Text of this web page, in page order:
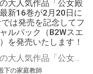
大人気作品「公女殿
新16巻が2月20日に
は発売を記念してフ
ルパック（B2Wスエ
を発売いたします！
下の家庭教師